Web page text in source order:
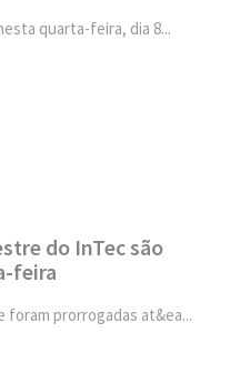
quarta-feira, dia 8...
do InTec são
feira
foram prorrogadas at&ea...